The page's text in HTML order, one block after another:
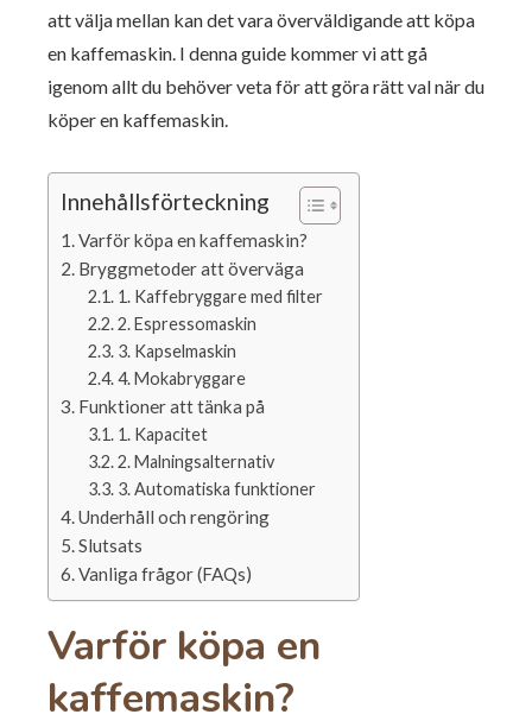
att välja mellan kan det vara överväldigande att köpa
en kaffemaskin. I denna guide kommer vi att gå
igenom allt du behöver veta för att göra rätt val när du
köper en kaffemaskin.
Innehållsförteckning
Varför köpa en kaffemaskin?
Bryggmetoder att överväga
1. Kaffebryggare med filter
2. Espressomaskin
3. Kapselmaskin
4. Mokabryggare
Funktioner att tänka på
1. Kapacitet
2. Malningsalternativ
3. Automatiska funktioner
Underhåll och rengöring
Slutsats
Vanliga frågor (FAQs)
Varför köpa en
kaffemaskin?